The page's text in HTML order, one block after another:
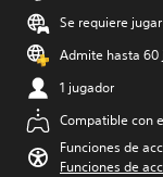
Se requiere
Admite hasta 60
1 jugador
Compatible con
Funciones de
Funciones de